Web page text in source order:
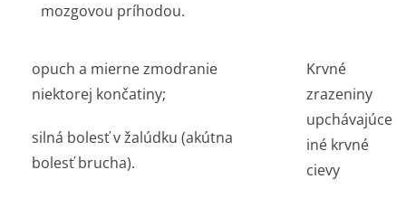
mozgovou príhodou.
opuch a mierne zmodranie
niektorej končatiny;
silná bolesť v žalúdku (akútna
bolesť brucha).
Krvné
zrazeniny
upchávajúce
iné krvné
cievy